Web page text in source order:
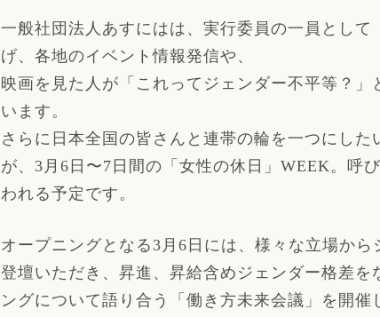
一般社団法人あすにはは、実行委員の一員とし
げ、各地のイベント情報発信や、
映画を見た人が「これってジェンダー不平等？
います。
さらに日本全国の皆さんと連帯の輪を一つにし
が、3月6日〜7日間の「女性の休日」WEEK。呼
われる予定です。
オープニングとなる3月6日には、様々な立場か
登壇いただき、昇進、昇給含めジェンダー格差
ングについて語り合う「働き方未来会議」を開催